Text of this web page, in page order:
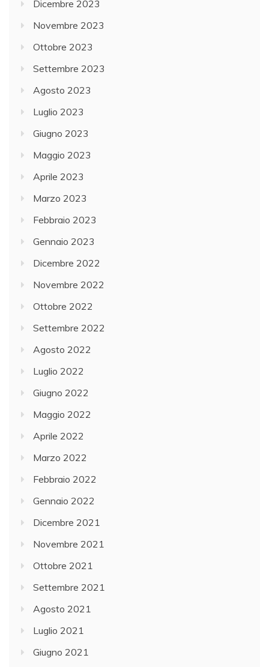
Dicembre 2023
Novembre 2023
Ottobre 2023
Settembre 2023
Agosto 2023
Luglio 2023
Giugno 2023
Maggio 2023
Aprile 2023
Marzo 2023
Febbraio 2023
Gennaio 2023
Dicembre 2022
Novembre 2022
Ottobre 2022
Settembre 2022
Agosto 2022
Luglio 2022
Giugno 2022
Maggio 2022
Aprile 2022
Marzo 2022
Febbraio 2022
Gennaio 2022
Dicembre 2021
Novembre 2021
Ottobre 2021
Settembre 2021
Agosto 2021
Luglio 2021
Giugno 2021